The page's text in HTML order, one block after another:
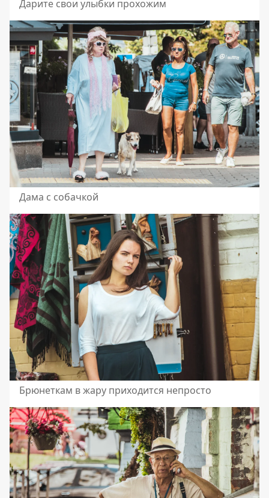
Дарите свои улыбки прохожим
Дама с собачкой
Брюнеткам в жару приходится непросто